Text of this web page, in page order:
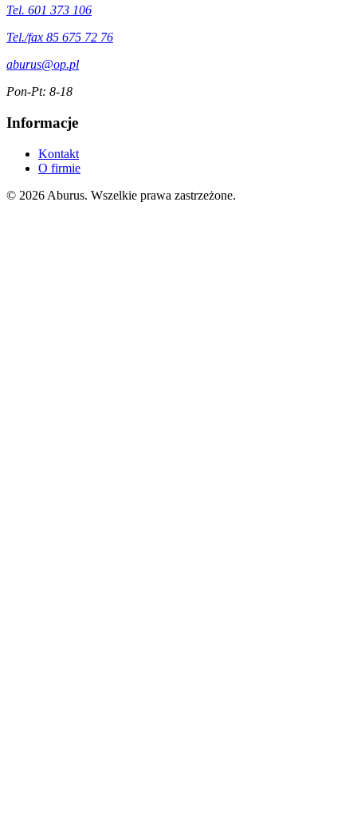
Tel. 601 373 106
Tel./fax 85 675 72 76
aburus@op.pl
Pon-Pt: 8-18
Informacje
Kontakt
O firmie
© 2026 Aburus. Wszelkie prawa zastrzeżone.